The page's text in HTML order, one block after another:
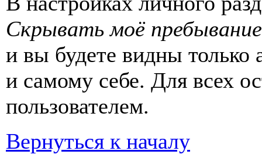
Скрывать моё
и вы будете видны только
и самому себе. Для всех
пользователем.
Вернуться к началу